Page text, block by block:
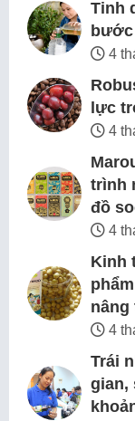
Tinh
4
lực
4
trình
đồ
4
Kinh
nâng
4
Trái
gian,